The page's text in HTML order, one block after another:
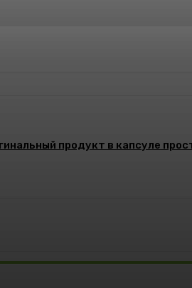
продукт в капсуле